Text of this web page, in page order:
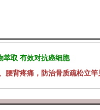
萃取 有效对抗癌细胞
腰背疼痛，防治骨质疏松立竿